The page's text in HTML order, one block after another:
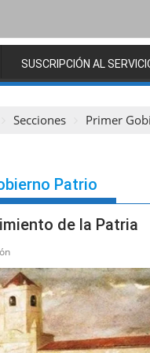
SUSCRIPCIÓN AL
Secciones Primer
Patrio
de la Patria